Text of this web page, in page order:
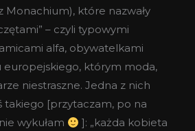
Monachium), które nazwały
– czyli typowymi
alfa, obywatelkami
europejskiego, którym moda,
niestraszne. Jedna z nich
takiego [przytaczam, po na
wykułam
]: „każda kobieta